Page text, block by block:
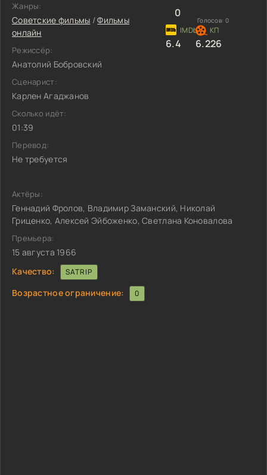
Жанры:
Советские фильмы /Фильмы
онлайн
Режиссёр:
Анатолий Бобровский
Сценарист:
Карлен Агаджанов
Сколько идёт:
01:39
Перевод:
Не требуется
0
Голосов: 0
6.4 6.226
Актёры:
Геннадий Фролов, Владимир Заманский, Николай
Гриценко, Алексей Эйбоженко, Светлана Коновалова
Премьера:
15 августа 1966
Качество:
SATRIP
Возрастное ограничение: 0